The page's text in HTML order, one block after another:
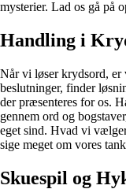
mysterier. Lad os gå på
Handling i
Når vi løser krydsord, er
beslutninger, finder
der præsenteres for os.
gennem ord og
eget sind. Hvad vi
sige meget om vores
Skuespil og